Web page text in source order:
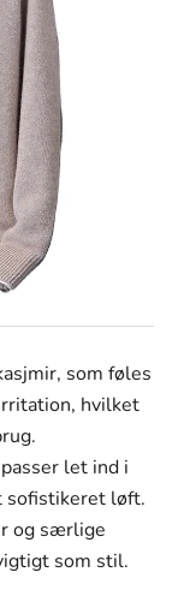
som føles
hvilket
let ind i
sofistikeret løft.
og særlige
som stil.